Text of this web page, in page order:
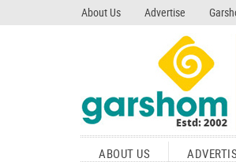
About Us Advertise
garshom.com
ABOUT US